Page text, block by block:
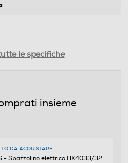
le specifiche
insieme
DA ACQUISTARE
- Spazzolino elettrico HX4033/32